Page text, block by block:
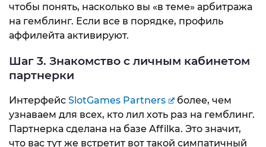
чтобы понять, насколько вы «в теме» арбитража
на гемблинг. Если все в порядке, профиль
аффилейта активируют.
Шаг 3. Знакомство с личным кабинетом
партнерки
Интерфейс SlotGames Partners
более, чем
узнаваем для всех, кто лил хоть раз на гемблинг.
Партнерка сделана на базе Affilka. Это значит,
что вас тут же встретит вот такой симпатичный